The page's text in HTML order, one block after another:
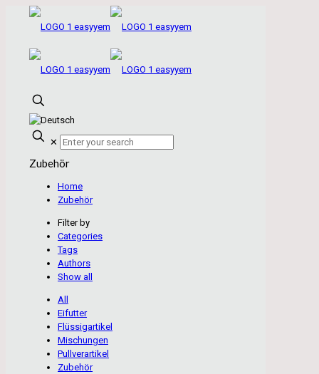
✕
Zubehör
Home
Zubehör
Filter by
Categories
Tags
Authors
Show all
All
Eifutter
Flüssigartikel
Mischungen
Pullverartikel
Zubehör